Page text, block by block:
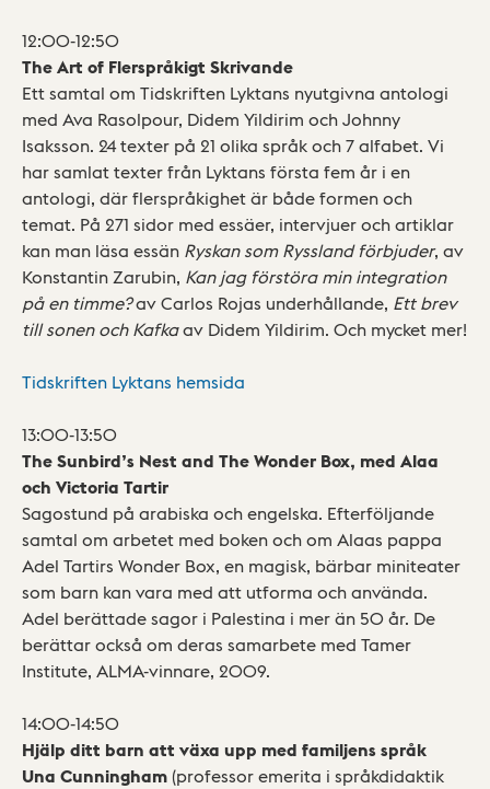
12:00-12:50
The Art of Flerspråkigt Skrivande
Ett samtal om Tidskriften Lyktans nyutgivna antologi
med Ava Rasolpour, Didem Yildirim och Johnny
Isaksson. 24 texter på 21 olika språk och 7 alfabet. Vi
har samlat texter från Lyktans första fem år i en
antologi, där flerspråkighet är både formen och
temat. På 271 sidor med essäer, intervjuer och artiklar
kan man läsa essän Ryskan som Ryssland förbjuder, av
Konstantin Zarubin, Kan jag förstöra min integration
på en timme?av Carlos Rojas underhållande, Ett brev
till sonen och Kafkaav Didem Yildirim. Och mycket mer!
Tidskriften Lyktans hemsida
13:00-13:50
The Sunbird’s Nest and The Wonder Box, med Alaa
och Victoria Tartir
Sagostund på arabiska och engelska. Efterföljande
samtal om arbetet med boken och om Alaas pappa
Adel Tartirs Wonder Box, en magisk, bärbar miniteater
som barn kan vara med att utforma och använda.
Adel berättade sagor i Palestina i mer än 50 år. De
berättar också om deras samarbete med Tamer
Institute, ALMA-vinnare, 2009.
14:00-14:50
Hjälp ditt barn att växa upp med familjens språk
Una Cunningham (professor emerita i språkdidaktik